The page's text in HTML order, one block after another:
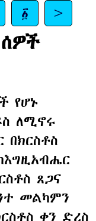
፩ >
የሆኑ
ለሚኖሩ
በክርስቶስ
ጸጋና
መልካምን